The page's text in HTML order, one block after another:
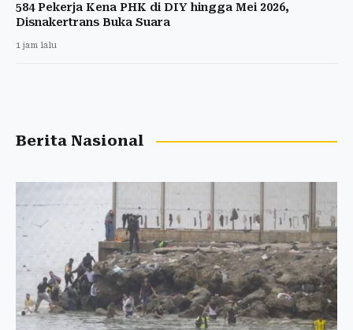
584 Pekerja Kena PHK di DIY hingga Mei 2026,
Disnakertrans Buka Suara
1 jam lalu
Berita Nasional